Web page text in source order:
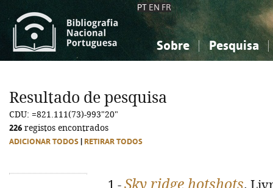
PT EN FR
Sobre Pesquisa
Ciências sociais...
Ciências sociais...
Resultado de pesquisa
CDU: =821.111(73)-993"20"
226 registos encontrados
ADICIONAR TODOS RETIRAR TODOS
Sky ridge hotshots